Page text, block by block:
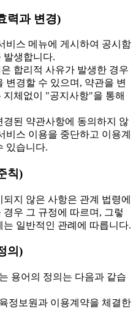
력과 변경)
비스 메뉴에 게시하여 공시함
발생합니다.
합리적 사유가 발생한 경우
변경할 수 있으며, 약관을 변
지체없이 "공지사항"을 통해
된 약관사항에 동의하지 않
비스 이용을 중단하고 이용계
있습니다.
칙)
되지 않은 사항은 관계 법령에
경우 그 규정에 따르며, 그렇
는 일반적인 관례에 따릅니다.
의)
용어의 정의는 다음과 같습
정보원과 이용계약을 체결한